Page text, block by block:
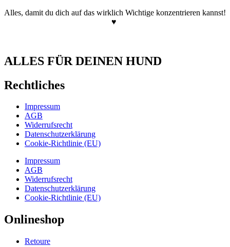
Alles, damit du dich auf das wirklich Wichtige konzentrieren kannst!
♥
ALLES FÜR DEINEN HUND
Rechtliches
Impressum
AGB
Widerrufsrecht
Datenschutzerklärung
Cookie-Richtlinie (EU)
Impressum
AGB
Widerrufsrecht
Datenschutzerklärung
Cookie-Richtlinie (EU)
Onlineshop
Retoure